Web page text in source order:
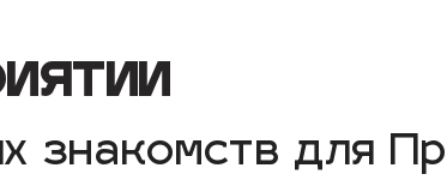
знакомств для